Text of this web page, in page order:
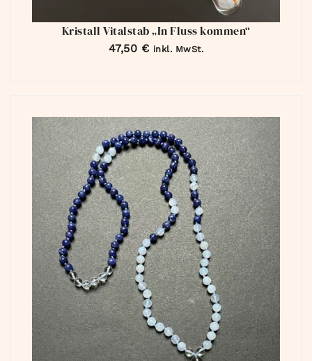
Kristall Vitalstab „In Fluss kommen“
47,50 € inkl. MwSt.